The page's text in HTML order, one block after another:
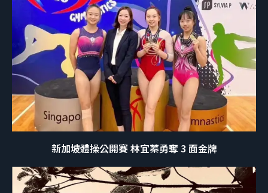
新加坡體操公開賽 林宜蓁勇奪 3 面金牌